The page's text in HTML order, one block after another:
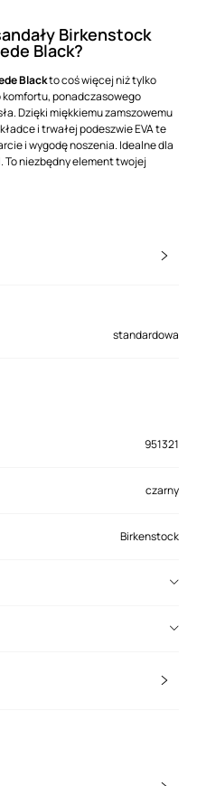
Birkenstock
Black?
Blackto coś więcej niż tylko
komfortu, ponadczasowego
Dzięki miękkiemu zamszowemu
i trwałej podeszwie EVA te
i wygodę noszenia. Idealne dla
niezbędny element twojej
standardowa
951321
czarny
Birkenstock